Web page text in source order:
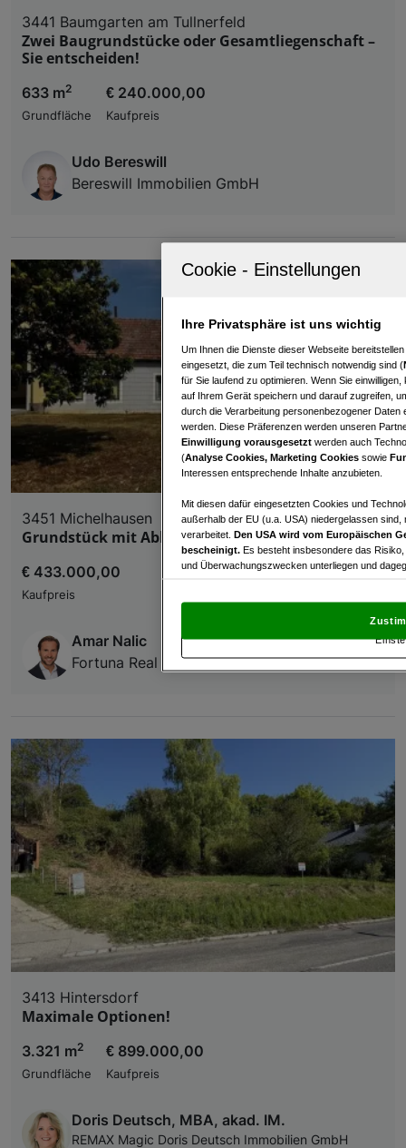
3441 Baumgarten am Tullnerfeld
Zwei Baugrundstücke oder Gesamtliegenschaft –
Sie entscheiden!
633 m2
Grundfläche
€ 240.000,00
Kaufpreis
Udo Bereswill
Bereswill Immobilien GmbH
3451 Michelhausen
Grundstück mit Abbruchhaus in Michelhausen
€ 433.000,00
Kaufpreis
Amar Nalic
Fortuna Real GmbH & Co KG
3413 Hintersdorf
Maximale Optionen!
3.321 m2
Grundfläche
€ 899.000,00
Kaufpreis
Doris Deutsch, MBA, akad. IM.
REMAX Magic Doris Deutsch Immobilien GmbH
Ihre Privatsphäre ist uns wichtig
Um Ihnen die Dienste dieser Webseite
eingesetzt, die zum Teil technisch notwendig sind (
für Sie laufend zu optimieren. Wenn Sie
auf Ihrem Gerät speichern und darauf zugreifen,
durch die Verarbeitung personenbezogener
werden. Diese Präferenzen werden unseren
Einwilligung vorausgesetzt werden auch
(Analyse Cookies, Marketing Cookies sowie
Interessen entsprechende Inhalte anzubieten.
Mit diesen dafür eingesetzten Cookies und
außerhalb der EU (u.a. USA) niedergelassen
verarbeitet. Den USA wird vom Europäischen
bescheinigt. Es besteht insbesondere das
und Überwachungszwecken unterliegen und
und Widerspruch gegen die Verarbeitung auf der
„Cookie Einstellungen“, die sich auf jeder Seite
und der Performance von Inhalten,
Liste der Partner (Lieferanten)